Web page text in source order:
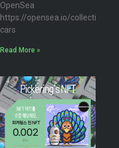
OpenSea
https://opensea.io/collection/
cars
Read More »